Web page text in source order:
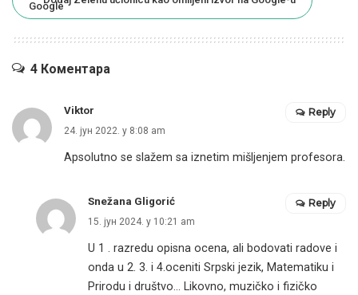
4 Коментара
Viktor
24. јун 2022. у 8:08 am
Apsolutno se slažem sa iznetim mišljenjem profesora.
Reply
Snežana Gligorić
15. јун 2024. у 10:21 am
U 1 . razredu opisna ocena, ali bodovati radove i
onda u 2. 3. i 4.oceniti Srpski jezik, Matematiku i
Prirodu i društvo… Likovno, muzičko i fizičko
Reply